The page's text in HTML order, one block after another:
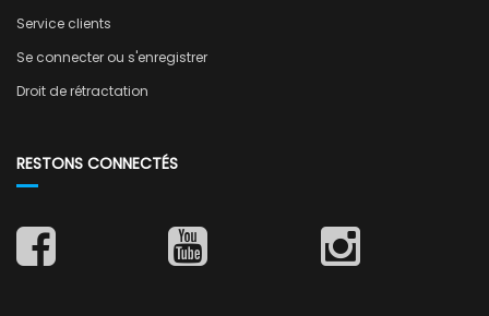
Service clients
Se connecter ou s'enregistrer
Droit de rétractation
RESTONS CONNECTÉS